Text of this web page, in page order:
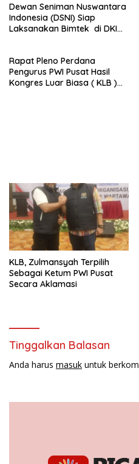
Dewan Seniman Nuswantara
Indonesia (DSNI) Siap
Laksanakan Bimtek di DKI
Rapat Pleno Perdana
Pengurus PWI Pusat Hasil
Kongres Luar Biasa ( KLB )
KLB, Zulmansyah Terpilih
Sebagai Ketum PWI Pusat
Secara Aklamasi
Tinggalkan Balasan
Anda harus masuk untuk